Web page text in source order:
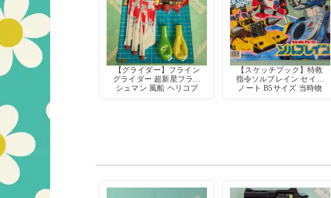
【グライダー】フライン
グライダー 超新星フラッ
シュマン 風船 ヘリコプ
【スケッチブック】特救
指令ソルブレイン セイカ
ノート B5サイズ 当時物